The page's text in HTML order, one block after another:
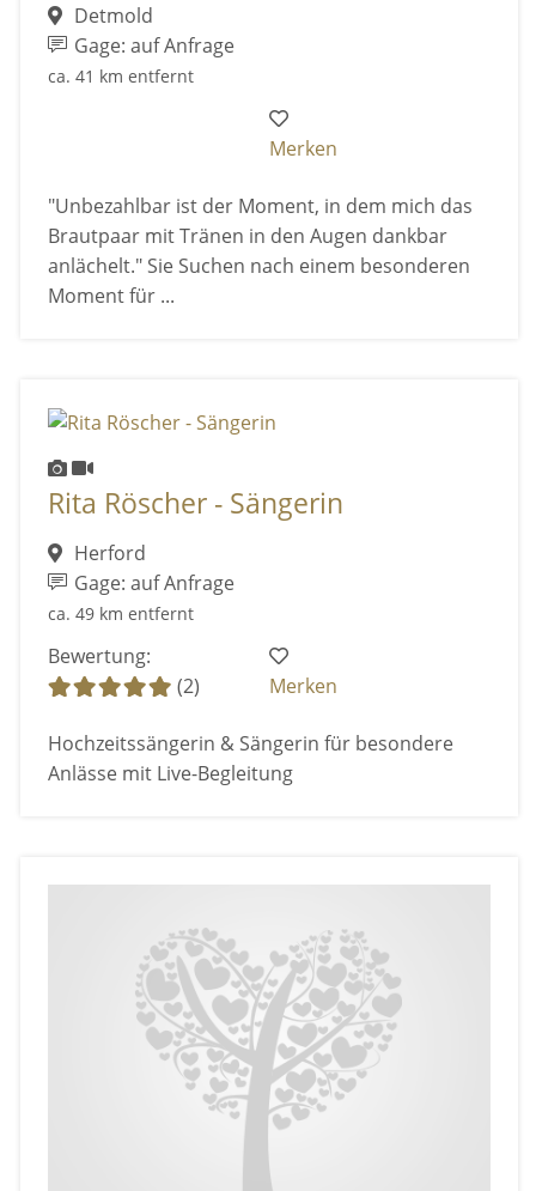
Detmold
Gage: auf Anfrage
ca. 41 km entfernt
Merken
"Unbezahlbar ist der Moment, in dem mich das
Brautpaar mit Tränen in den Augen dankbar
anlächelt." Sie Suchen nach einem besonderen
Moment für ...
Rita Röscher - Sängerin
Herford
Gage: auf Anfrage
ca. 49 km entfernt
Bewertung:
(2)
Merken
Hochzeitssängerin & Sängerin für besondere
Anlässe mit Live-Begleitung